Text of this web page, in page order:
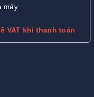
máy
VAT khi thanh toán